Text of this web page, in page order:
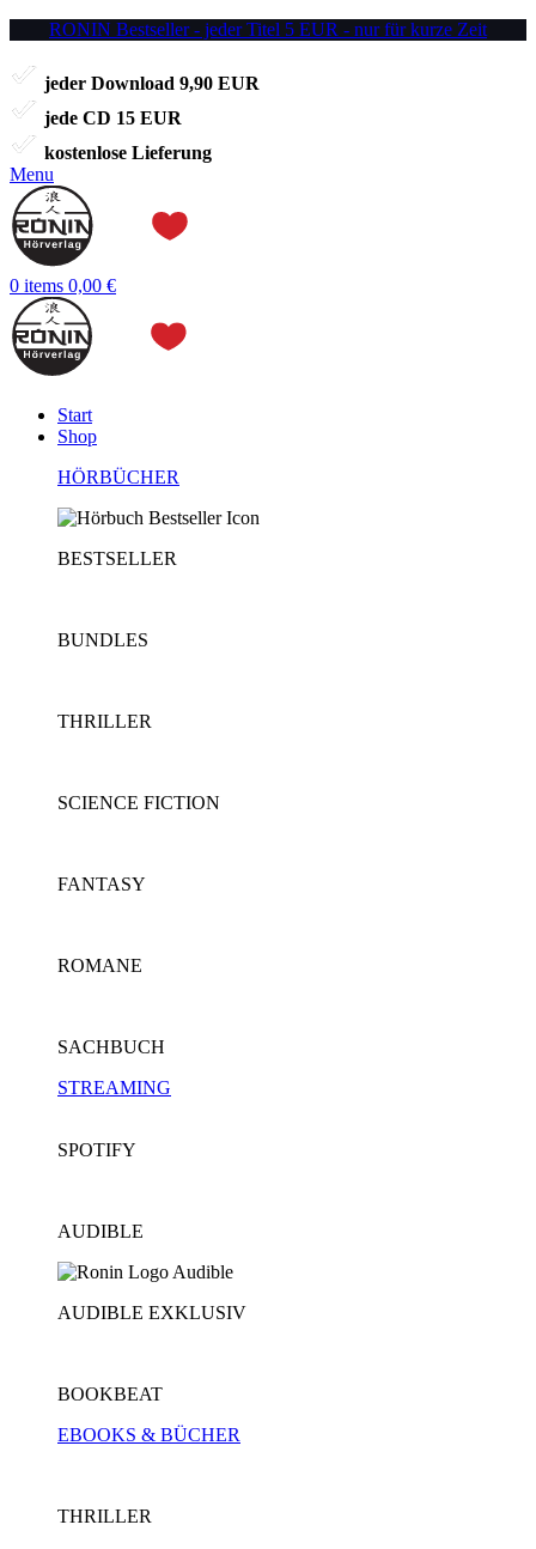
RONIN Bestseller - jeder Titel 5 EUR - nur für kurze Zeit
jeder Download 9,90 EUR
jede CD 15 EUR
kostenlose Lieferung
Menu
0 items 0,00 €
Start
Shop
HÖRBÜCHER
BESTSELLER
BUNDLES
THRILLER
SCIENCE FICTION
FANTASY
ROMANE
SACHBUCH
STREAMING
SPOTIFY
AUDIBLE
AUDIBLE EXKLUSIV
BOOKBEAT
EBOOKS & BÜCHER
THRILLER